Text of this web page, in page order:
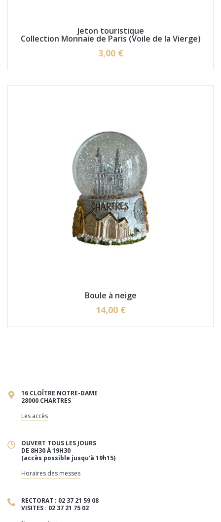
Jeton touristique
Collection Monnaie de Paris (Voile de la Vierge)
3,00 €
Boule à neige
14,00 €
16 CLOÎTRE NOTRE-DAME
28000 CHARTRES
Les accès
OUVERT TOUS LES JOURS
DE 8H30 À 19H30
(accès possible jusqu’à 19h15)
Horaires des messes
RECTORAT : 02 37 21 59 08
VISITES : 02 37 21 75 02